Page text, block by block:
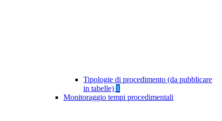
Tipologie di procedimento (da pubblicare
in tabelle) 1
Monitoraggio tempi procedimentali